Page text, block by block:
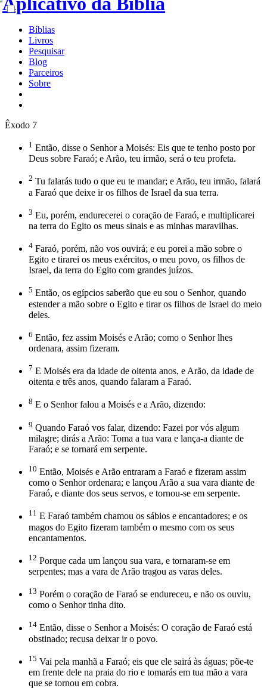
Bíblias
Livros
Pesquisar
Blog
Parceiros
Sobre
Êxodo 7
1 Então, disse o Senhor a Moisés: Eis que te tenho posto por
Deus sobre Faraó; e Arão, teu irmão, será o teu profeta.
2 Tu falarás tudo o que eu te mandar; e Arão, teu irmão, falará
a Faraó que deixe ir os filhos de Israel da sua terra.
3 Eu, porém, endurecerei o coração de Faraó, e multiplicarei
na terra do Egito os meus sinais e as minhas maravilhas.
4 Faraó, porém, não vos ouvirá; e eu porei a mão sobre o
Egito e tirarei os meus exércitos, o meu povo, os filhos de
Israel, da terra do Egito com grandes juízos.
5 Então, os egípcios saberão que eu sou o Senhor, quando
estender a mão sobre o Egito e tirar os filhos de Israel do meio
deles.
6 Então, fez assim Moisés e Arão; como o Senhor lhes
ordenara, assim fizeram.
7 E Moisés era da idade de oitenta anos, e Arão, da idade de
oitenta e três anos, quando falaram a Faraó.
8 E o Senhor falou a Moisés e a Arão, dizendo:
9 Quando Faraó vos falar, dizendo: Fazei por vós algum
milagre; dirás a Arão: Toma a tua vara e lança-a diante de
Faraó; e se tornará em serpente.
10 Então, Moisés e Arão entraram a Faraó e fizeram assim
como o Senhor ordenara; e lançou Arão a sua vara diante de
Faraó, e diante dos seus servos, e tornou-se em serpente.
11 E Faraó também chamou os sábios e encantadores; e os
magos do Egito fizeram também o mesmo com os seus
encantamentos.
12 Porque cada um lançou sua vara, e tornaram-se em
serpentes; mas a vara de Arão tragou as varas deles.
13 Porém o coração de Faraó se endureceu, e não os ouviu,
como o Senhor tinha dito.
14 Então, disse o Senhor a Moisés: O coração de Faraó está
obstinado; recusa deixar ir o povo.
15 Vai pela manhã a Faraó; eis que ele sairá às águas; põe-te
em frente dele na praia do rio e tomarás em tua mão a vara
que se tornou em cobra.